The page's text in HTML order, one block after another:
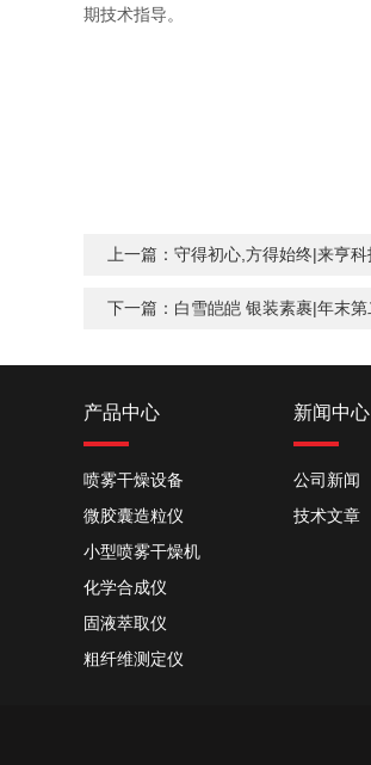
期技术指导。
上一篇： 守得初心,方得始终|来亨
下一篇： 白雪皑皑 银装素裹|年末
产品中心
喷雾干燥设备
微胶囊造粒仪
小型喷雾干燥机
化学合成仪
固液萃取仪
粗纤维测定仪
新闻中心
公司新闻
技术文章